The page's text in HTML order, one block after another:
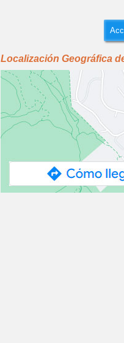
Localización Geográfica